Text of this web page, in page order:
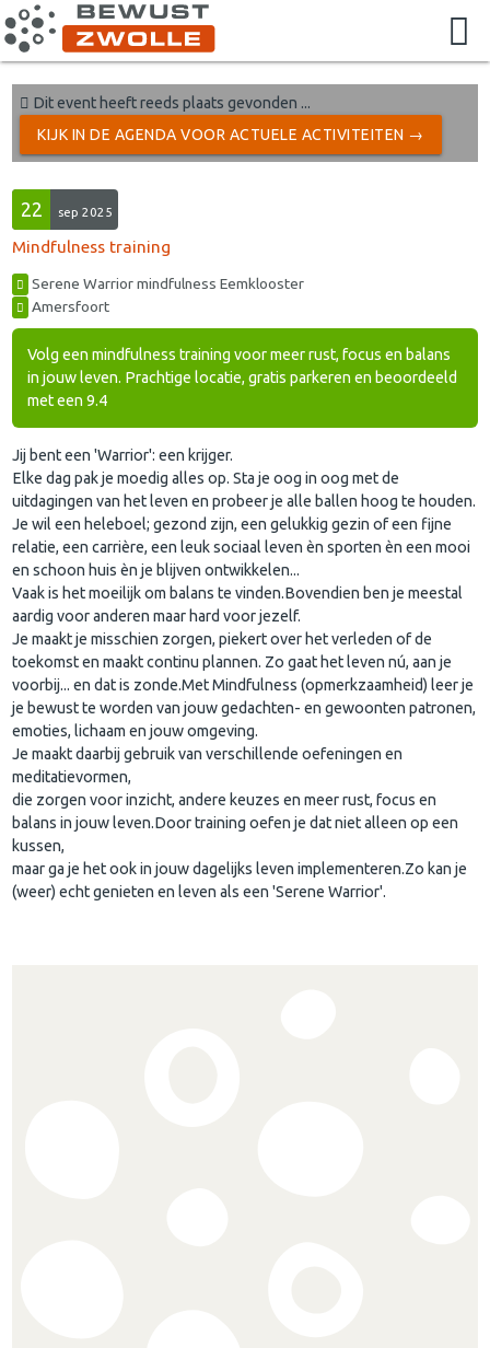
Dit event heeft reeds plaats gevonden ...
KIJK IN DE AGENDA VOOR ACTUELE ACTIVITEITEN →
22 sep 2025
Mindfulness training
Serene Warrior mindfulness Eemklooster
Amersfoort
Volg een mindfulness training voor meer rust, focus en balans
in jouw leven. Prachtige locatie, gratis parkeren en beoordeeld
met een 9.4
Jij bent een 'Warrior': een krijger.
Elke dag pak je moedig alles op. Sta je oog in oog met de
uitdagingen van het leven en probeer je alle ballen hoog te houden.
Je wil een heleboel; gezond zijn, een gelukkig gezin of een fijne
relatie, een carrière, een leuk sociaal leven èn sporten èn een mooi
en schoon huis èn je blijven ontwikkelen...
Vaak is het moeilijk om balans te vinden.Bovendien ben je meestal
aardig voor anderen maar hard voor jezelf.
Je maakt je misschien zorgen, piekert over het verleden of de
toekomst en maakt continu plannen. Zo gaat het leven nú, aan je
voorbij... en dat is zonde.Met Mindfulness (opmerkzaamheid) leer je
je bewust te worden van jouw gedachten- en gewoonten patronen,
emoties, lichaam en jouw omgeving.
Je maakt daarbij gebruik van verschillende oefeningen en
meditatievormen,
die zorgen voor inzicht, andere keuzes en meer rust, focus en
balans in jouw leven.​Door training oefen je dat niet alleen op een
kussen,
maar ga je het ook in jouw dagelijks leven implementeren.Zo kan je
(weer) echt genieten en leven als een 'Serene Warrior'.